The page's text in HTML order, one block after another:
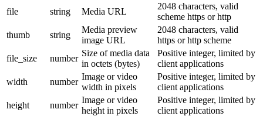
file string Media URL
2048 characters, valid
scheme https or http
thumb
string
Media preview
image URL
2048 characters, valid
https or http scheme
file_size
number
Size of media data
in octets (bytes)
Positive integer, limited by
client applications
width
number
Image or video
width in pixels
Positive integer, limited by
client applications
height
number
Image or video
height in pixels
Positive integer, limited by
client applications